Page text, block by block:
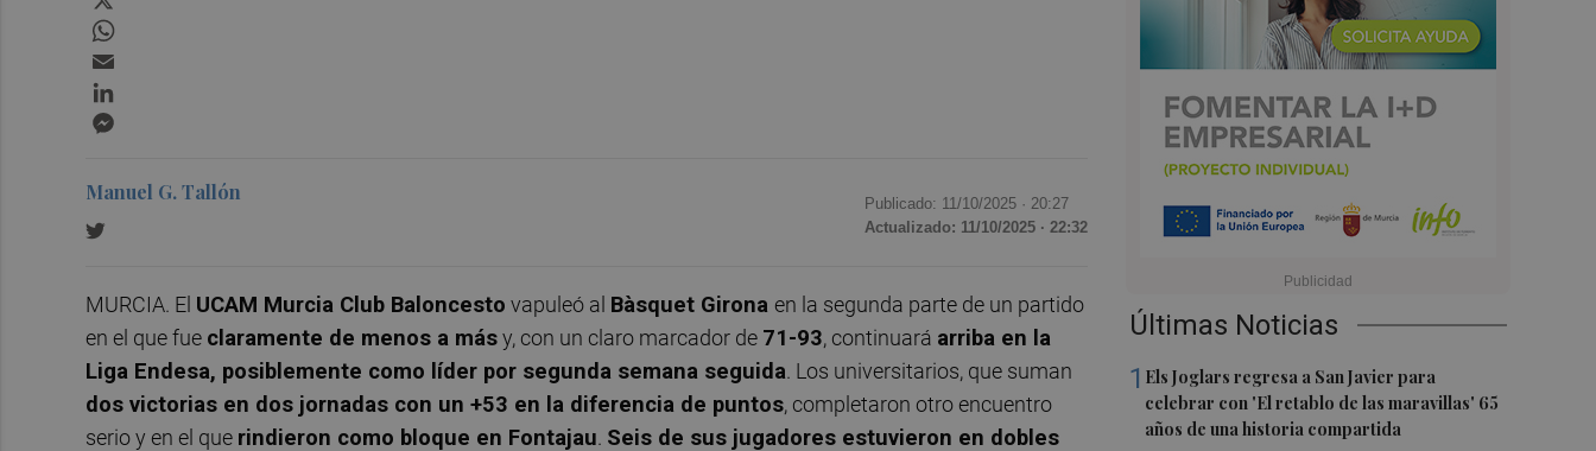
Últimas Noticias
1 Els Joglars regresa a San Javier para
celebrar con 'El retablo de las maravillas' 65
años de una historia compartida
Manuel G. Tallón Publicado: 11/10/2025 · 20:27
Actualizado: 11/10/2025 · 22:32
MURCIA. El UCAM Murcia Club Baloncesto vapuleó al Bàsquet Girona en la segunda parte de un partido
en el que fue claramente de menos a másy, con un claro marcador de 71-93, continuará arriba en la
Liga Endesa, posiblemente como líder por segunda semana seguida. Los universitarios, que suman
dos victorias en dos jornadas con un +53 en la diferencia de puntos, completaron otro encuentro
serio y en el que rindieron como bloque en Fontajau. Seis de sus jugadores estuvieron en dobles